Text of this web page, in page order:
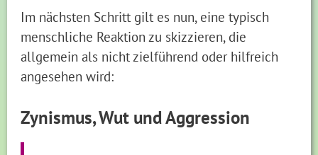
Im nächsten Schritt gilt es nun, eine typisch
menschliche Reaktion zu skizzieren, die
allgemein als nicht zielführend oder hilfreich
angesehen wird:
Zynismus, Wut und Aggression